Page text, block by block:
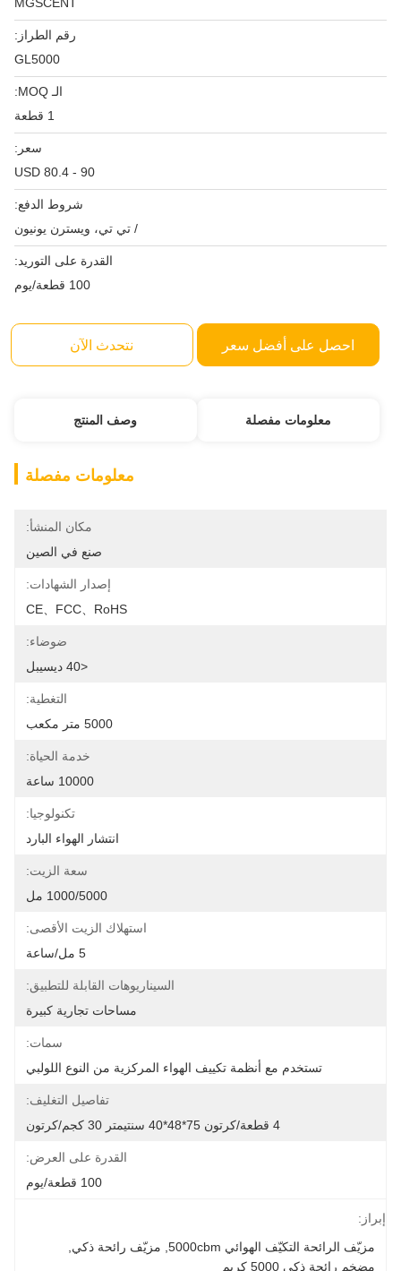
رقم الطراز:
GL5000
الـ MOQ:
1 قطعة
سعر:
USD 80.4 - 90
شروط الدفع:
/ تي تي، ويسترن يونيون
القدرة على التوريد:
100 قطعة/يوم
احصل على أفضل سعر نتحدث الآن
معلومات مفصلة وصف المنتج
معلومات مفصلة
مكان المنشأ:
صنع في الصين
إصدار الشهادات:
CE、FCC、RoHS
ضوضاء:
<40 ديسيبل
التغطية:
5000 متر مكعب
خدمة الحياة:
10000 ساعة
تكنولوجيا:
انتشار الهواء البارد
سعة الزيت:
1000/5000 مل
استهلاك الزيت الأقصى:
5 مل/ساعة
السيناريوهات القابلة للتطبيق:
مساحات تجارية كبيرة
سمات:
تستخدم مع أنظمة تكييف الهواء المركزية من النوع اللولبي
تفاصيل التغليف:
4 قطعة/كرتون 75*48*40 سنتيمتر 30 كجم/كرتون
القدرة على العرض:
100 قطعة/يوم
إبراز:
مزيّف الرائحة التكيّف الهوائي 5000cbm
مزيّف رائحة ذكي
مضخم رائحة ذكي 5000 كربم